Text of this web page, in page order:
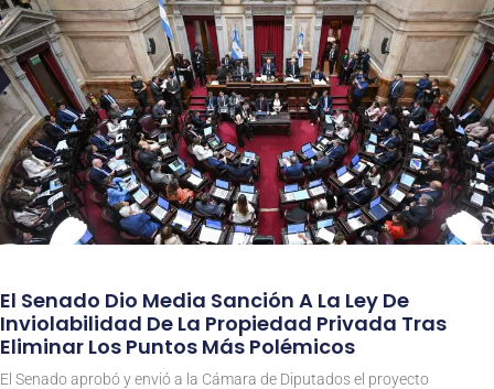
El Senado Dio Media Sanción A La Ley De
Inviolabilidad De La Propiedad Privada Tras
Eliminar Los Puntos Más Polémicos
El Senado aprobó y envió a la Cámara de Diputados el proyecto